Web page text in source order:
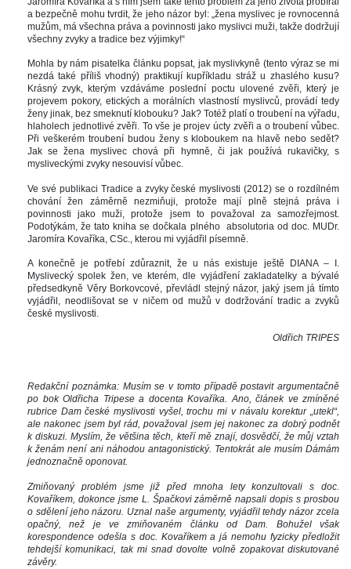
a bezpečně mohu tvrdit, že jeho názor byl: „žena myslivec je rovnocenná
mužům, má všechna práva a povinnosti jako myslivci muži, takže dodržují
všechny zvyky a tradice bez výjimky!“
Mohla by nám pisatelka článku popsat, jak myslivkyně (tento výraz se mi
nezdá také příliš vhodný) praktikují kupříkladu stráž u zhaslého kusu?
Krásný zvyk, kterým vzdáváme poslední poctu ulovené zvěři, který je
projevem pokory, etických a morálních vlastností myslivců, provádí tedy
ženy jinak, bez smeknutí klobouku? Jak? Totéž platí o troubení na výřadu,
hlaholech jednotlivé zvěři. To vše je projev úcty zvěři a o troubení vůbec.
Při veškerém troubení budou ženy s kloboukem na hlavě nebo sedět?
Jak se žena myslivec chová při hymně, či jak používá rukavičky, s
mysliveckými zvyky nesouvisí vůbec.
Ve své publikaci Tradice a zvyky české myslivosti (2012) se o rozdílném
chování žen záměrně nezmiňuji, protože mají plně stejná práva i
povinnosti jako muži, protože jsem to považoval za samozřejmost.
Podotýkám, že tato kniha se dočkala plného absolutoria od doc. MUDr.
Jaromíra Kovaříka, CSc., kterou mi vyjádřil písemně.
A konečně je potřebí zdůraznit, že u nás existuje ještě DIANA – I.
Myslivecký spolek žen, ve kterém, dle vyjádření zakladatelky a bývalé
předsedkyně Věry Borkovcové, převládl stejný názor, jaký jsem já tímto
vyjádřil, neodlišovat se v ničem od mužů v dodržování tradic a zvyků
české myslivosti.
Oldřich TRIPES
Redakční poznámka: Musím se v tomto případě postavit argumentačně
po bok Oldřicha Tripese a docenta Kovaříka. Ano, článek ve zmíněné
rubrice Dam české myslivosti vyšel, trochu mi v návalu korektur „utekl“,
ale nakonec jsem byl rád, považoval jsem jej nakonec za dobrý podnět
k diskuzi. Myslím, že většina těch, kteří mě znají, dosvědčí, že můj vztah
k ženám není ani náhodou antagonistický. Tentokrát ale musím Dámám
jednoznačně oponovat.
Zmiňovaný problém jsme již před mnoha lety konzultovali s doc.
Kovaříkem, dokonce jsme L. Špačkovi záměrně napsali dopis s prosbou
o sdělení jeho názoru. Uznal naše argumenty, vyjádřil tehdy názor zcela
opačný, než je ve zmiňovaném článku od Dam. Bohužel však
korespondence odešla s doc. Kovaříkem a já nemohu fyzicky předložit
tehdejší komunikaci, tak mi snad dovolte volně zopakovat diskutované
závěry.